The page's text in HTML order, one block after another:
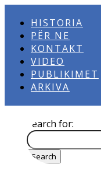
HISTORIA
PËR NE
KONTAKT
VIDEO
PUBLIKIMET
ARKIVA
Search for: